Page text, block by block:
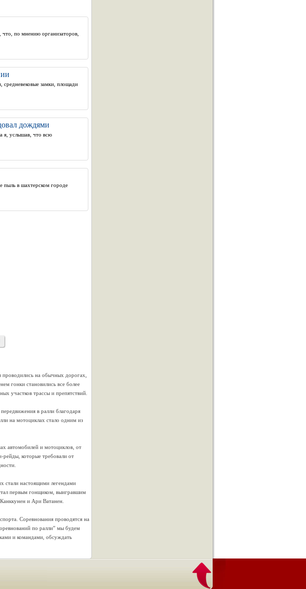
по мнению организаторов,
замки, площади
дождями
я, услышав, что всю
пыль в шахтерском городе
проводились на обычных дорогах,
гонки становились все более
участков трассы и препятствий.
в ралли благодаря
на мотоциклах стало одним из
автомобилей и мотоциклов, от
которые требовали от
стали настоящими легендами
первым гонщиком, выигравшим
и Ари Ватанен.
Соревнования проводятся на
по ралли” мы будем
и командами, обсуждать